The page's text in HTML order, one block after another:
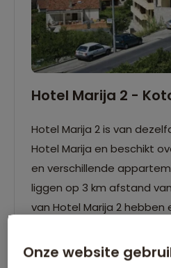
Hotel Marija 2 -
Hotel Marija 2 is van
Hotel Marija en beschikt
en verschillende
liggen op 3 km afstand
van Hotel Marija 2 hebben
Onze website